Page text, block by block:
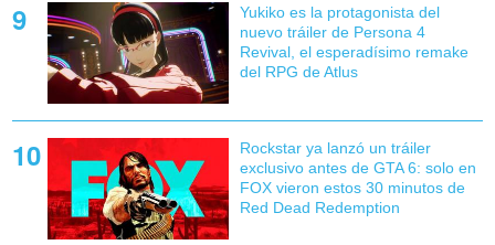
Yukiko es la protagonista del
nuevo tráiler de Persona 4
Revival, el esperadísimo remake
del RPG de Atlus
Rockstar ya lanzó un tráiler
exclusivo antes de GTA 6: solo en
FOX vieron estos 30 minutos de
Red Dead Redemption